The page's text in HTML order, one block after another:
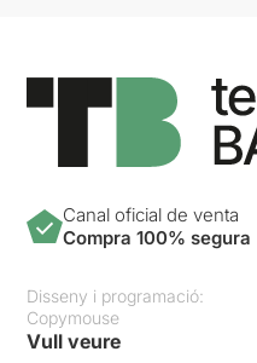
Canal oficial de venta
Compra 100% segura
Disseny i programació:
Copymouse
Vull veure